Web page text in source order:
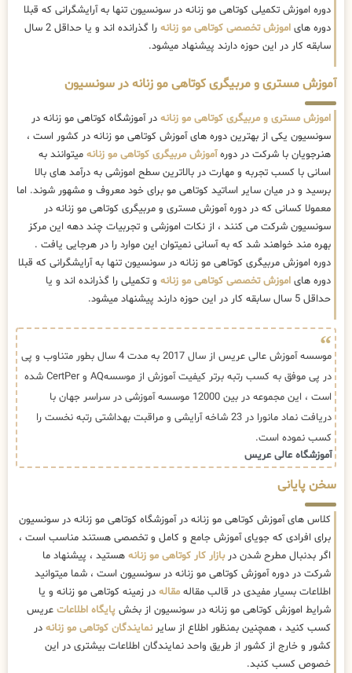
دوره اموزش تکمیلی کوتاهی مو زنانه در سونسیون تنها به آرایشگرانی که قبلا
دوره های اموزش تخصصی کوتاهی مو زنانه
را گذرانده اند و یا حداقل 2 سال
سابقه کار در این حوزه دارند پیشنهاد میشود.
آموزش مستری و مربیگری کوتاهی مو زنانه در سونسیون
اموزش مستری و مربیگری کوتاهی مو زنانه در آموزشگاه کوتاهی مو زنانه در
سونسیون یکی از بهترین دوره های آموزش کوتاهی مو زنانه در کشور است ،
هنرجویان با شرکت در دورهآموزش مربیگری کوتاهی مو زنانه میتوانند به
اسانی با کسب تجربه و مهارت در بالاترین سطح اموزشی به درآمد های بالا
برسید و در میان سایر اساتید کوتاهی مو برای خود معروف و مشهور شوند. اما
معمولا کسانی که در دوره آموزش مستری و مربیگری کوتاهی مو زنانه در
سونسیون شرکت می کنند ، از نکات اموزشی و تجربیات چند دهه این مرکز
بهره مند خواهند شد که به آسانی نمیتوان این موارد را در هرجایی یافت .
دوره اموزش مربیگری کوتاهی مو زنانه در سونسیون تنها به آرایشگرانی که قبلا
دوره های اموزش تخصصی کوتاهی مو زنانه و تکمیلی را گذرانده اند و یا
حداقل 5 سال سابقه کار در این حوزه دارند پیشنهاد میشود.
موسسه آموزش عالی عریس از سال 2017 به مدت 4 سال بطور متناوب و پی
در پی موفق به کسب رتبه برتر کیفیت آموزش از موسسهAQ و CertPer شده
است ، این مجموعه در بین 12000 موسسه آموزشی در سراسر جهان با
دریافت نماد مانورا در 23 شاخه آرایشی و مراقبت بهداشتی رتبه نخست را
کسب نموده است.
آموزشگاه عالی عریس
سخن پایانی
کلاس های آموزش کوتاهی مو زنانه در آموزشگاه کوتاهی مو زنانه در سونسیون
برای افرادی که جویای آموزش جامع و کامل و تخصصی هستند مناسب است ،
اگر بدنبال مطرح شدن دربازار کار کوتاهی مو زنانه هستید ، پیشنهاد ما
شرکت در دوره آموزش کوتاهی مو زنانه در سونسیون است ، شما میتوانید
اطلاعات بسیار مفیدی در قالب مقاله مقاله در زمینه کوتاهی مو زنانه و یا
شرایط اموزش کوتاهی مو زنانه در سونسیون از بخش پایگاه اطلاعات عریس
کسب کنید ، همچنین بمنظور اطلاع از سایرنمایندگان کوتاهی مو زنانه در
کشور و خارج از کشور از طریق واحد نمایندگان اطلاعات بیشتری در این
خصوص کسب کنبد.